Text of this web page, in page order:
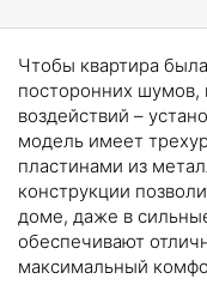
Чтобы квартира
посторонних
воздействий –
модель имеет
пластинами из
конструкции
доме, даже в
обеспечивают
максимальный